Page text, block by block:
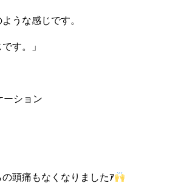
うな感じです。
す。」
ーション
の頭痛もなくなりましたｱ